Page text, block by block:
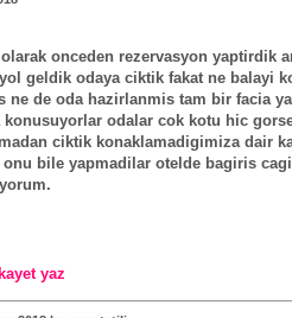
onceden rezervasyon yaptirdik
geldik odaya ciktik fakat ne balayi
ne de oda hazirlanmis tam bir facia
konusuyorlar odalar cok kotu hic
ciktik konaklamadigimiza dair
bile yapmadilar otelde bagiris
yaz